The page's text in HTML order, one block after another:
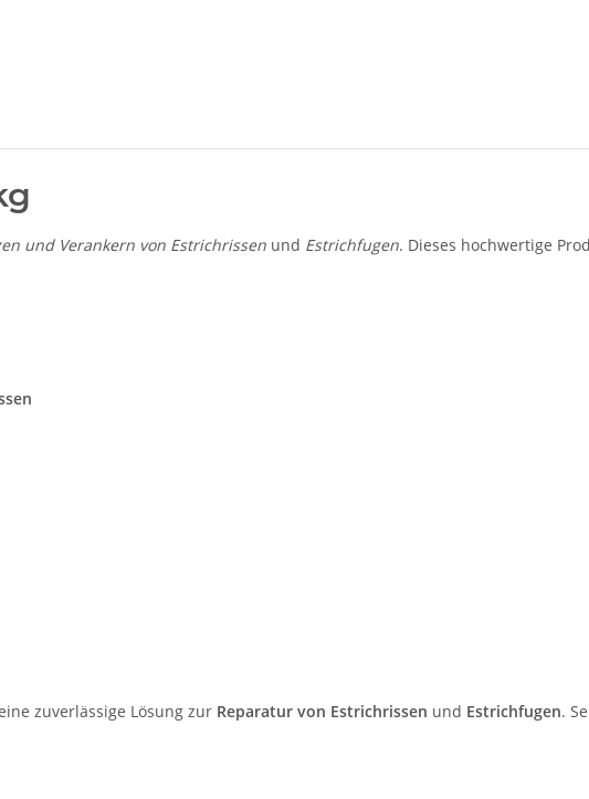
und Verankern von Estrichrissen und Estrichfugen. Dieses hochwertige
zuverlässige Lösung zur Reparatur von Estrichrissen und Estrichfugen.